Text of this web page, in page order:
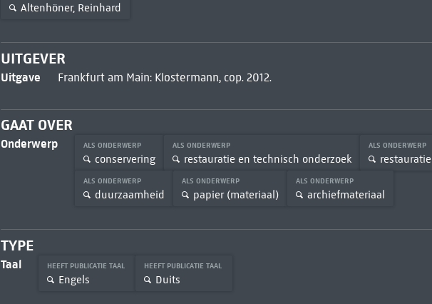
Altenhöner, Reinhard
UITGEVER
Uitgave Frankfurt am Main: Klostermann, cop. 2012.
GAAT OVER
Onderwerp ALS ONDERWERP
conservering
ALS ONDERWERP
restauratie en technisch onderzoek
ALS ONDERWERP
restauratie
ALS ONDERWERP
duurzaamheid
ALS ONDERWERP
papier (materiaal)
ALS ONDERWERP
archiefmateriaal
TYPE
Taal HEEFT PUBLICATIE TAAL
Engels
HEEFT PUBLICATIE TAAL
Duits